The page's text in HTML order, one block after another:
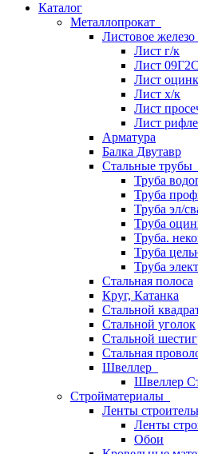
Каталог
Металлопрокат
Листовое железо
Лист г/к
Лист 09Г2С
Лист
Лист х/к
Лист
Лист
Арматура
Балка Двутавр
Стальные трубы
Труба
Труба
Труба эл/
Труба
Труба.
Труба
Труба
Стальная полоса
Круг, Катанка
Стальной
Стальной уголок
Стальной
Стальная
Швеллер
Швеллер
Стройматериалы
Ленты
Ленты
Обои